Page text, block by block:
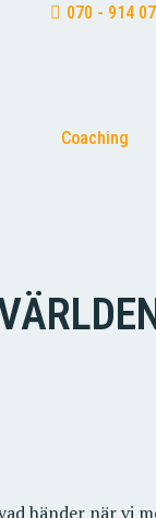
070 - 914
Coaching
händer när vi